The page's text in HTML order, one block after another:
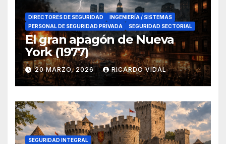
DIRECTORES DE SEGURIDAD
INGENIERÍA / SISTEMAS
PERSONAL DE SEGURIDAD PRIVADA
SEGURIDAD SECTORIAL
El gran apagón de Nueva
York (1977)
20 MARZO, 2026 RICARDO VIDAL
SEGURIDAD INTEGRAL